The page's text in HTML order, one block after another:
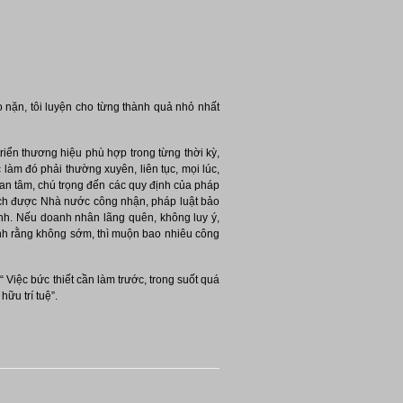
tôi luyện cho từng thành quả nhỏ nhất
thương hiệu phù hợp trong từng thời kỳ,
đó phải thường xuyên, liên tục, mọi lúc,
tâm, chú trọng đến các quy định của pháp
được Nhà nước công nhận, pháp luật bảo
Nếu doanh nhân lãng quên, không luy ý,
rằng không sớm, thì muộn bao nhiêu công
Việc bức thiết cần làm trước, trong suốt quá
trí tuệ”.